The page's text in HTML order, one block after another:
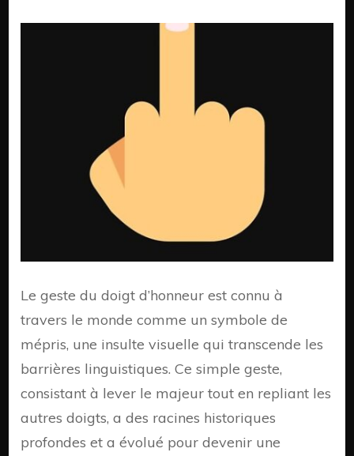
est
Le geste du doigt d’honneur est connu à
travers le monde comme un symbole de
mépris, une insulte visuelle qui transcende les
barrières linguistiques. Ce simple geste,
consistant à lever le majeur tout en repliant les
autres doigts, a des racines historiques
profondes et a évolué pour devenir une